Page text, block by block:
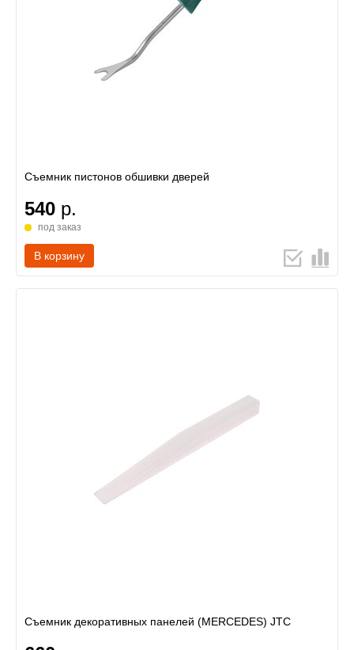
Съемник пистонов обшивки дверей
540 р.
под заказ
В корзину
Съемник декоративных панелей (MERCEDES) JTC